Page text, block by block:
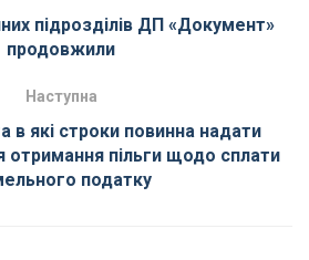
підрозділів ДП «Документ»
продовжили
Наступна
в які строки повинна надати
отримання пільги щодо сплати
податку